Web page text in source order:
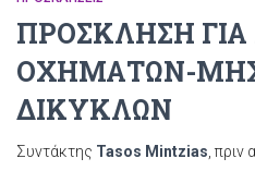
ΠΡΟΣΚΛΗΣΗ ΓΙΑ
ΟΧΗΜΑΤΩΝ-
ΔΙΚΥΚΛΩΝ
Συντάκτης Tasos Mintzias , πριν